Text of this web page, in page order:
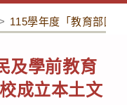
115學年度「教育部國
及學前教育
成立本土文